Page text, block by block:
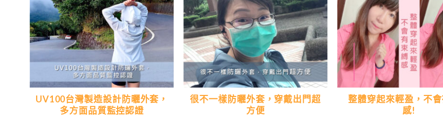
UV100台灣製造設計防曬外套，
多方面品質監控認證
很不一樣防曬外套，穿戴出門超
方便
整體穿起來輕盈，不
感!